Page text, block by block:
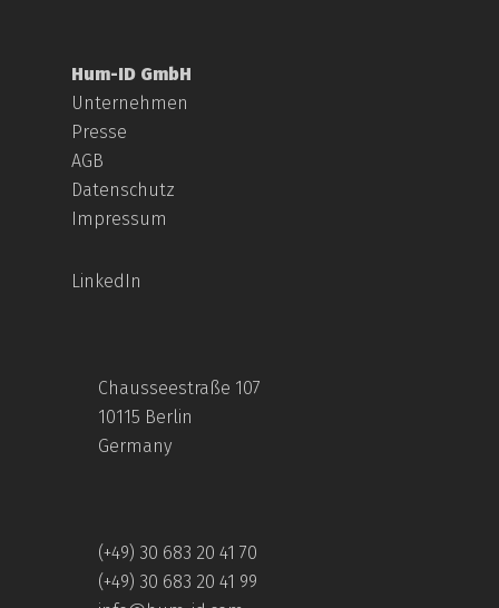
Hum-ID GmbH
Unternehmen
Presse
AGB
Datenschutz
Impressum
LinkedIn
Chausseestraße 107
10115 Berlin
Germany
(+49) 30 683 20 41 70
(+49) 30 683 20 41 99